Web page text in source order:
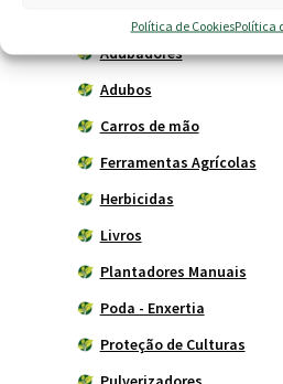
Política de CookiesPolítica
Acessórios
Adubadores
Adubos
Carros de mão
Ferramentas Agrícolas
Herbicidas
Livros
Plantadores Manuais
Poda - Enxertia
Proteção de Culturas